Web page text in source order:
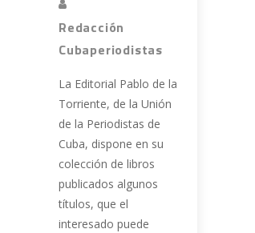
Redacción
Cubaperiodistas
La Editorial Pablo de la
Torriente, de la Unión
de la Periodistas de
Cuba, dispone en su
colección de libros
publicados algunos
títulos, que el
interesado puede